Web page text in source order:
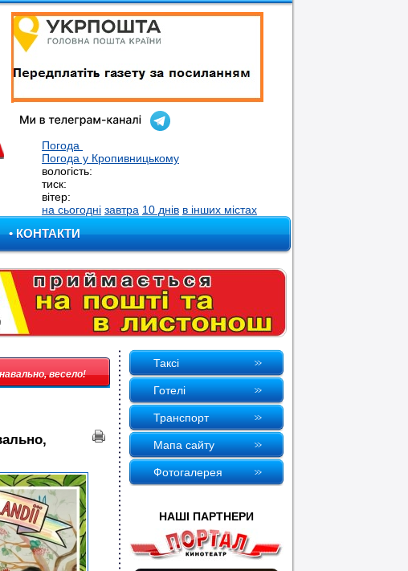
Погода
Погода у Кропивницькому
вологість:
тиск:
вітер:
на сьогодні завтра 10 днів в інших містах
• КОНТАКТИ
весело!
Таксi
Готелi
Транспорт
Мапа сайту
Фотогалерея
НАШI ПАРТНЕРИ